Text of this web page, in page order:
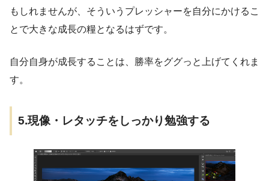
もしれませんが、そういうプレッシャーを自分にかけるこ
とで大きな成長の糧となるはずです。
自分自身が成長することは、勝率をググっと上げてくれま
す。
5.現像・レタッチをしっかり勉強する